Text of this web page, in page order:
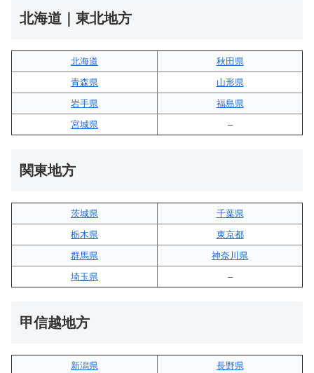
北海道｜東北地方
北海道
秋田県
青森県
山形県
岩手県
福島県
宮城県
–
関東地方
茨城県
千葉県
栃木県
東京都
群馬県
神奈川県
埼玉県
–
甲信越地方
新潟県
長野県